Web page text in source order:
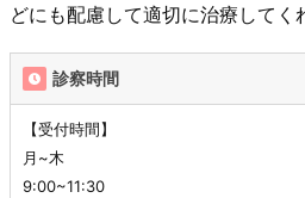
どにも配慮して適切に治療してく
診察時間
【受付時間】
月~木
9:00~11:30